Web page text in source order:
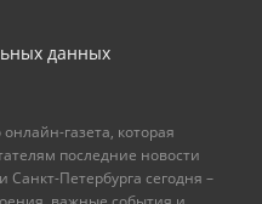
данных
газета, которая
последние новости
Санкт-Петербурга сегодня –